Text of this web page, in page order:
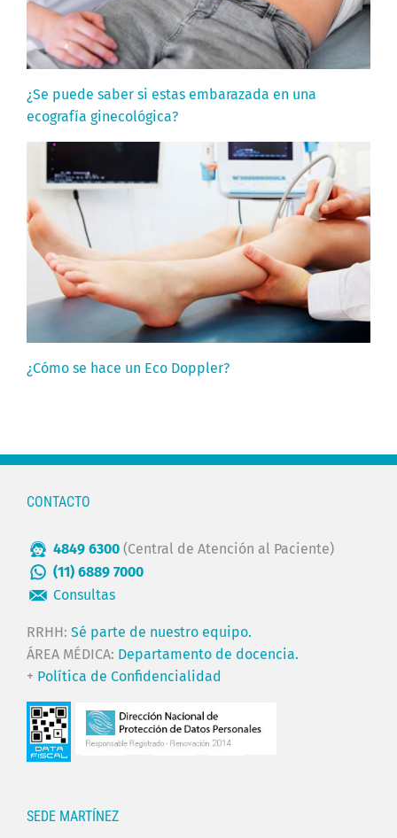
¿Se puede saber si estas embarazada en una
ecografía ginecológica?
¿Cómo se hace un Eco Doppler?
CONTACTO
4849 6300 (Central de Atención al Paciente)
(11) 6889 7000
Consultas
RRHH: Sé parte de nuestro equipo.
ÁREA MÉDICA: Departamento de docencia.
+ Política de Confidencialidad
SEDE MARTÍNEZ